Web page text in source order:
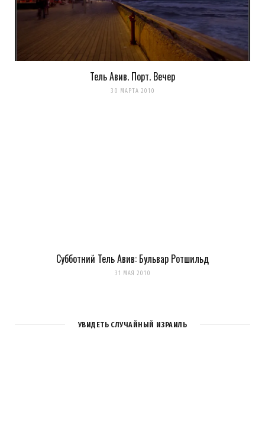
Тель Авив. Порт. Вечер
30 МАРТА 2010
Субботний Тель Авив: Бульвар Ротшильд
31 МАЯ 2010
УВИДЕТЬ СЛУЧАЙНЫЙ ИЗРАИЛЬ